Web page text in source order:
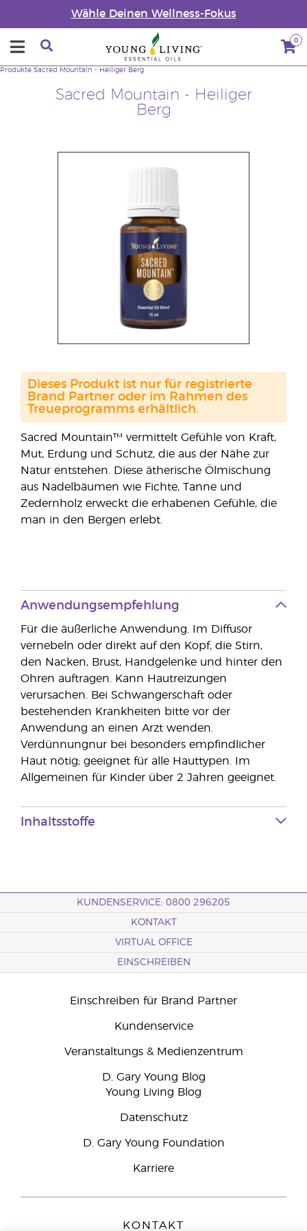
Wähle Deinen Wellness-Fokus
0
Sacred Mountain - Heiliger
Berg
Produkte Sacred Mountain - Heiliger Berg
Sacred Mountain™ vermittelt Gefühle von Kraft,
Mut, Erdung und Schutz, die aus der Nähe zur
Natur entstehen. Diese ätherische Ölmischung
aus Nadelbäumen wie Fichte, Tanne und
Zedernholz erweckt die erhabenen Gefühle, die
man in den Bergen erlebt.
Dieses Produkt ist nur für registrierte
Brand Partner oder im Rahmen des
Treueprogramms erhältlich.
Anwendungsempfehlung
Für die äußerliche Anwendung. Im Diffusor
vernebeln oder direkt auf den Kopf, die Stirn,
den Nacken, Brust, Handgelenke und hinter den
Ohren auftragen. Kann Hautreizungen
verursachen. Bei Schwangerschaft oder
bestehenden Krankheiten bitte vor der
Anwendung an einen Arzt wenden.
Verdünnungnur bei besonders empfindlicher
Haut nötig; geeignet für alle Hauttypen. Im
Allgemeinen für Kinder über 2 Jahren geeignet.
Inhaltsstoffe
KUNDENSERVICE: 0800 296205
KONTAKT
VIRTUAL OFFICE
EINSCHREIBEN
Einschreiben für Brand Partner
Kundenservice
Veranstaltungs & Medienzentrum
D. Gary Young Blog
Young Living Blog
Datenschutz
D. Gary Young Foundation
Karriere
KONTAKT